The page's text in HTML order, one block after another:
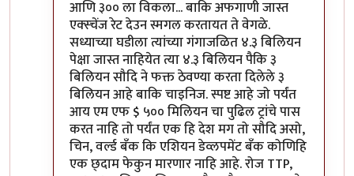
आणि ३०० ला विकला... बाकि अफगाणी जास्त
एक्स्चेंज रेट देउन स्मगल करतायत ते वेगळे.
सध्याच्या घडीला त्यांच्या गंगाजळित ४.३ बिलियन
पेक्षा जास्त नाहियेत त्या ४.३ बिलियन पैकि ३
बिलियन सौदि ने फक्त ठेवण्या करता दिलेले ३
बिलियन आहे बाकि चाइनिज. स्पष्ट आहे जो पर्यंत
आय एम एफ $ ५०० मिलियन चा पुढिल ट्रांचे पास
करत नाहि तो पर्यंत एक हि देश मग तो सौदि असो,
चिन, वर्ल्ड बँक कि एशियन डेव्लपमेंट बँक कोणिहि
एक छ्दाम फेकुन मारणार नाहि आहे. रोज TTP,